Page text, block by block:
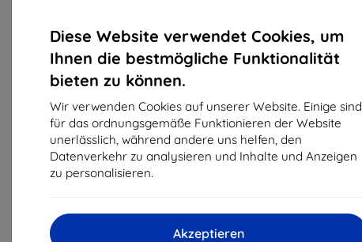
Diese Website verwendet Cookies, um
Ihnen die bestmögliche Funktionalität
bieten zu können.
Wir verwenden Cookies auf unserer Website. Einige sind
für das ordnungsgemäße Funktionieren der Website
unerlässlich, während andere uns helfen, den
Datenverkehr zu analysieren und Inhalte und Anzeigen
zu personalisieren.
Akzeptieren